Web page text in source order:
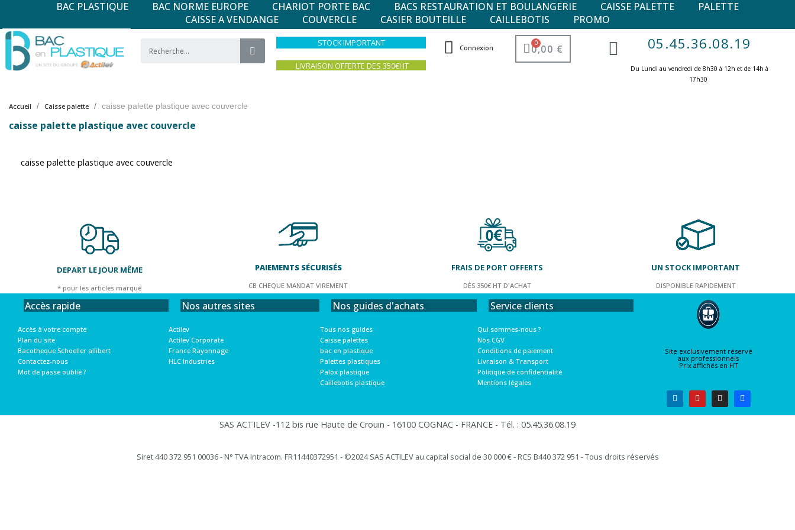
BAC PLASTIQUE BAC NORME EUROPE CHARIOT PORTE BAC BACS RESTAURATION ET BOULANGERIE CAISSE PALETTE
PALETTE
CAISSE A VENDANGE
COUVERCLE CASIER BOUTEILLE CAILLEBOTIS PROMO
STOCK IMPORTANT
LIVRAISON OFFERTE DES 350€HT
Connexion 0,00 € 05.45.36.08.19
Du Lundi au vendredi de 8h30 à 12h et de 14h à
17h30 ​
Accueil Caisse palette caisse palette plastique avec couvercle
caisse palette plastique avec couvercle
caisse palette plastique avec couvercle
DEPART LE JOUR MÊME
* pour les articles marqué
PAIEMENTS SÉCURISÉS
CB CHEQUE MANDAT VIREMENT
FRAIS DE PORT OFFERTS
DÈS 350€ HT D'ACHAT
UN STOCK IMPORTANT
DISPONIBLE RAPIDEMENT
Accès rapide
Accès à votre compte
Plan du site
Bacotheque Schoeller allibert
Contactez-nous
Mot de passe oublié ?
Nos autres sites
Actilev
Actilev Corporate
France Rayonnage
HLC Industries
Nos guides d'achats
Tous nos guides
Caisse palettes
bac en plastique
Palettes plastiques
Palox plastique
Caillebotis plastique
Service clients
Qui sommes-nous ?
Nos CGV
Conditions de paiement
Livraison & Transport
Politique de confidentialité
Mentions légales
Site exclusivement réservé
aux professionnels
Prix affichés en HT
SAS ACTILEV -112 bis rue Haute de Crouin - 16100 COGNAC - FRANCE - Tél. : 05.45.36.08.19​
Siret 440 372 951 00036 - N° TVA Intracom. FR11440372951 - ©2024 SAS ACTILEV au capital social de 30 000 € - RCS B440 372 951 - Tous droits réservés​​